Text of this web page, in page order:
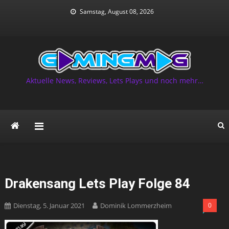
Samstag, August 08, 2026
Aktuelle News, Reviews, Lets Plays und noch mehr…
Drakensang Lets Play Folge 84
Dienstag, 5. Januar 2021 Dominik Lommerzheim 0